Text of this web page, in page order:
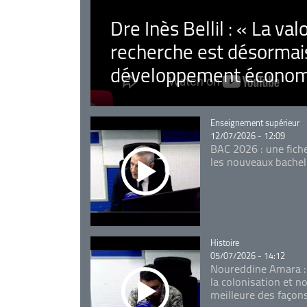
Dre Inès Bellil : « La
recherche est
développement
Catégorie
Enseignement supérieur
12/07/2026 - 12:09
BAC 2026 : une
les nouveaux
Catégorie
Histoire
05/07/2026 - 14:12
Noureddine Amara
la colonisation et
meilleure des